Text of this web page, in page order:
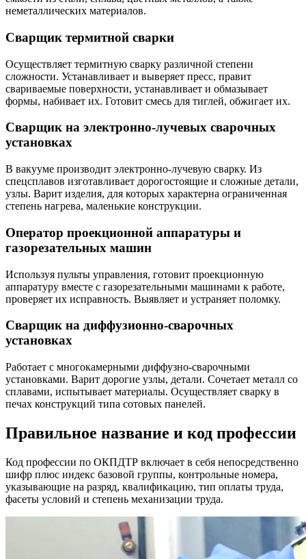
неметаллических материалов.
Сварщик термитной сварки
Осуществляет термитную сварку различной степени
сложности. Устанавливает и выверяет пресс, правит
свариваемые поверхности, устанавливает и обмазывает
формы, набивает их. Готовит смесь для тиглей, обжигает их.
Сварщик на электронно-лучевых сварочных
установках
В вакууме производит электронно-лучевую сварку. Из
спецсплавов изготавливает дорогостоящие и сложные детали,
узлы. Варит изделия, для которых характерна ограниченная
степень нагрева, маленькие конструкции.
Оператор проекционной аппаратуры и
газорезательных машин
Используя пульты управления, готовит проекционную
аппаратуру вместе с газорезательными машинами к работе,
проверяет их исправность. Выявляет и устраняет поломку.
Сварщик на диффузионно-сварочных
установках
Работает с многокамерными диффузно-сварочными
установками. Варит дорогие узлы, детали. Сочетает металл со
сплавами, испытывает материалы. Осуществляет сварку в
печах конструкций типа сотовых панелей.
Правильное название и код профессии
Код профессии по ОКПДТР включает в себя непосредственно
шифр плюс индекс базовой группы, контрольные номера,
указывающие на разряд, квалификацию, тип оплаты труда,
фасеты условий и степень механизации труда.